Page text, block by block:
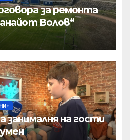
за ремонта
Волов“
занималня на гости